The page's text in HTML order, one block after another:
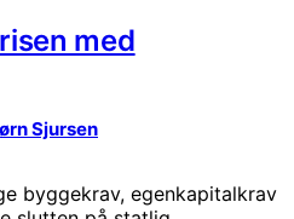
med
Sjursen
byggekrav, egenkapitalkrav